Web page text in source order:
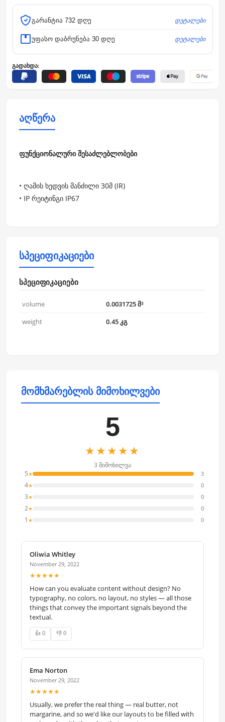
გარანტია 732 დღე დეტალები
უფასო დაბრუნება 30 დღე დეტალები
გადახდა:
აღწერა
ფუნქციონალური შესაძლებლობები
• ღამის ხედვის მანძილი 30მ (IR)
• IP რეიტინგი IP67
სპეციფიკაციები
სპეციფიკაციები
volume
0.0031725 მ³
weight
0.45 კგ
მომხმარებლის მიმოხილვები
5
★★★★★
3 მიმოხილვა
5★ 3
4★ 0
3★ 0
2★ 0
1 ★ 0
Oliwia Whitley
November 29, 2022
★★★★★
How can you evaluate content without design? No
typography, no colors, no layout, no styles — all those
things that convey the important signals beyond the
textual.
👍 0 👎 0
Ema Norton
November 29, 2022
★★★★★
Usually, we prefer the real thing — real butter, not
margarine, and so we'd like our layouts to be filled with